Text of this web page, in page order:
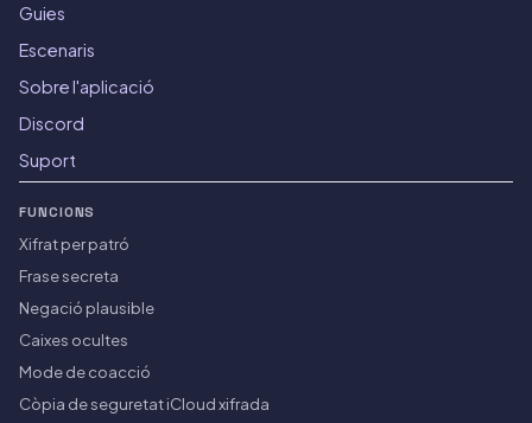
Guies
Escenaris
Sobre l'aplicació
Discord
Suport
FUNCIONS
Xifrat per patró
Frase secreta
Negació plausible
Caixes ocultes
Mode de coacció
Còpia de seguretat iCloud xifrada